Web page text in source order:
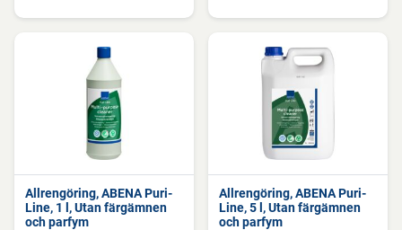
Allrengöring, ABENA Puri-
Line, 1 l, Utan färgämnen
och parfym
Allrengöring, ABENA Puri-
Line, 5 l, Utan färgämnen
och parfym